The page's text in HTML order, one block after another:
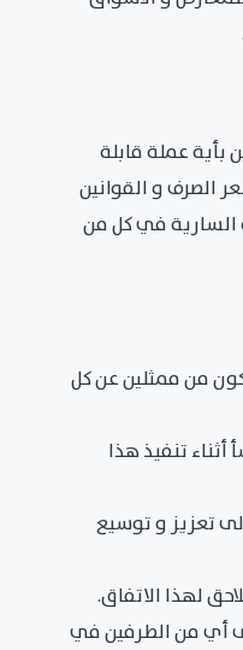
بأية عملة قابلة
الصرف و القوانين
السارية في كل من
من ممثلين عن كل
تنفيذ هذا
تعزيز و توسيع
أي من الطرفين في